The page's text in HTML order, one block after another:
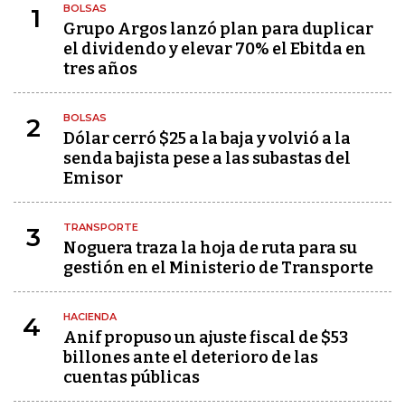
1 BOLSAS
Grupo Argos lanzó plan para duplicar
el dividendo y elevar 70% el Ebitda en
tres años
2 BOLSAS
Dólar cerró $25 a la baja y volvió a la
senda bajista pese a las subastas del
Emisor
3 TRANSPORTE
Noguera traza la hoja de ruta para su
gestión en el Ministerio de Transporte
4 HACIENDA
Anif propuso un ajuste fiscal de $53
billones ante el deterioro de las
cuentas públicas